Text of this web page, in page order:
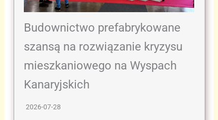
Budownictwo prefabrykowane
szansą na rozwiązanie kryzysu
mieszkaniowego na Wyspach
Kanaryjskich
2026-07-28